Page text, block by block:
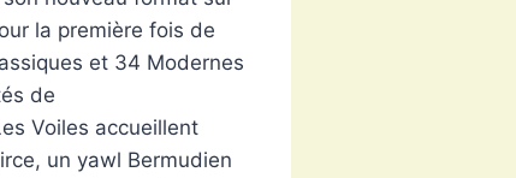
la première fois de
et 34 Modernes
de
Voiles accueillent
un yawl Bermudien